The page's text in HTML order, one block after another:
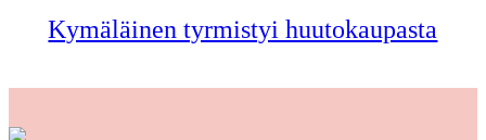
Kymäläinen tyrmistyi huutokaupasta